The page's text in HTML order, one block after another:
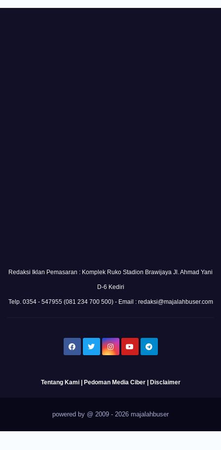
Redaksi Iklan Pemasaran : Komplek Ruko Stadion Brawijaya Jl. Ahmad Yani
D-6 Kediri
Telp. 0354 - 547955 (081 234 700 500) - Email : redaksi@majalahbuser.com
Tentang Kami| Pedoman Media Ciber| Disclaimer
powered by @ 2009 - 2026 majalahbuser